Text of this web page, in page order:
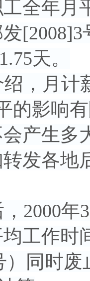
全年月
天。
，月计
的影响
产生多
发各地
2000年
工作时
）同时废